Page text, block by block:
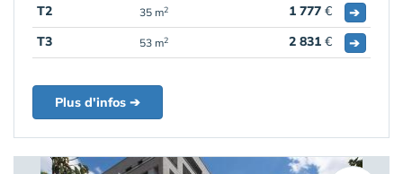
T2
35 m2 1 777 €
➔
T3
53 m2 2 831 € ➔
Plus d'infos ➔